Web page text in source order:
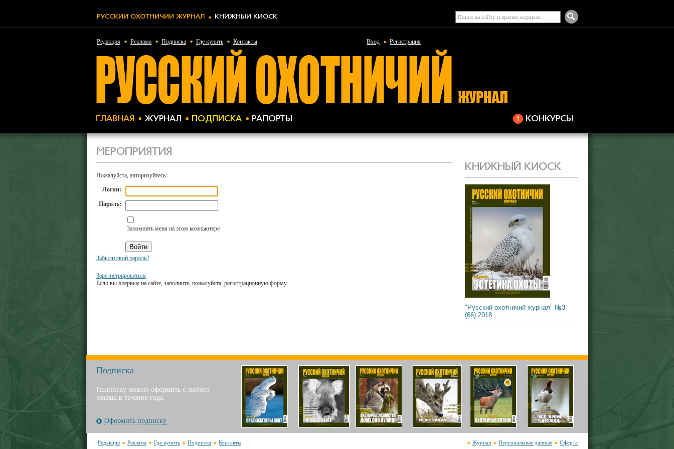
РУССКИЙ ОХОТНИЧИЙ ЖУРНАЛ КНИЖНЫЙ КИОСК
Вход Регистрация
Редакция Реклама Подписка Где купить Контакты
КОНКУРСЫ
ГЛАВНАЯ ЖУРНАЛ ПОДПИСКА РАПОРТЫ
МЕРОПРИЯТИЯ
Пожалуйста, авторизуйтесь:
Логин:
Пароль:
Запомнить меня на этом компьютере
Забыли свой пароль?
Зарегистрироваться
Если вы впервые на сайте, заполните, пожалуйста, регистрационную форму.
КНИЖНЫЙ КИОСК
"Русский охотничий журнал" №3
(66) 2018
Подписка
Подписку можно оформить с любого
месяца в течение года.
Оформить подписку
Оферта
Персональные данные
Журнал
Редакция Реклама Где купить Подписка Контакты